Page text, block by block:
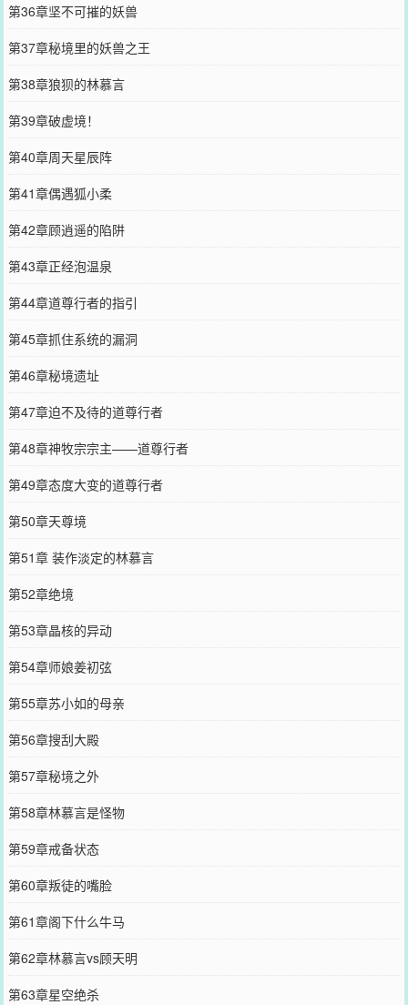
第36章坚不可摧的妖兽
第37章秘境里的妖兽之王
第38章狼狈的林慕言
第39章破虚境！
第40章周天星辰阵
第41章偶遇狐小柔
第42章顾逍遥的陷阱
第43章正经泡温泉
第44章道尊行者的指引
第45章抓住系统的漏洞
第46章秘境遗址
第47章迫不及待的道尊行者
第48章神牧宗宗主——道尊行者
第49章态度大变的道尊行者
第50章天尊境
第51章 装作淡定的林慕言
第52章绝境
第53章晶核的异动
第54章师娘姜初弦
第55章苏小如的母亲
第56章搜刮大殿
第57章秘境之外
第58章林慕言是怪物
第59章戒备状态
第60章叛徒的嘴脸
第61章阁下什么牛马
第62章林慕言vs顾天明
第63章星空绝杀